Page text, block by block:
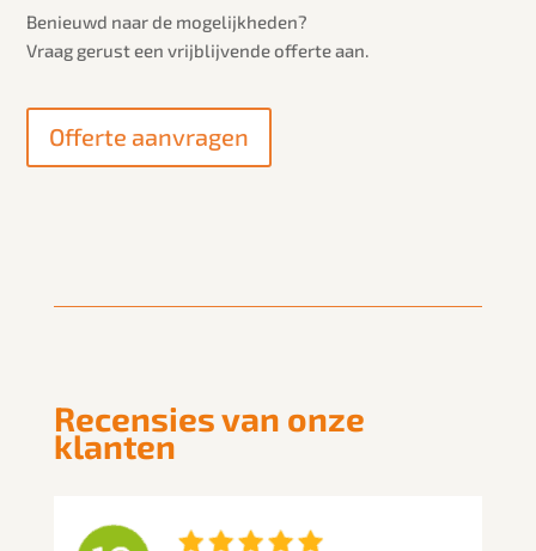
Benieuwd naar de mogelijkheden?
Vraag gerust een vrijblijvende offerte aan.
Offerte aanvragen
Recensies van onze
klanten